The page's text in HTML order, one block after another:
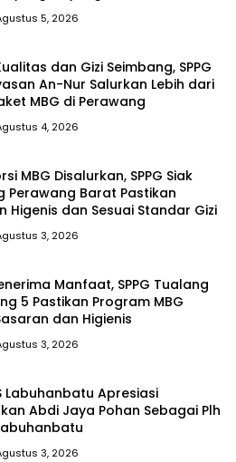
5, 2026
dan Gizi Seimbang, SPPG
An-Nur Salurkan Lebih dari
MBG di Perawang
4, 2026
MBG Disalurkan, SPPG Siak
Perawang Barat Pastikan
Higenis dan Sesuai Standar Gizi
3, 2026
Manfaat, SPPG Tualang
5 Pastikan Program MBG
dan Higienis
3, 2026
Labuhanbatu Apresiasi
Abdi Jaya Pohan Sebagai Plh
3, 2026